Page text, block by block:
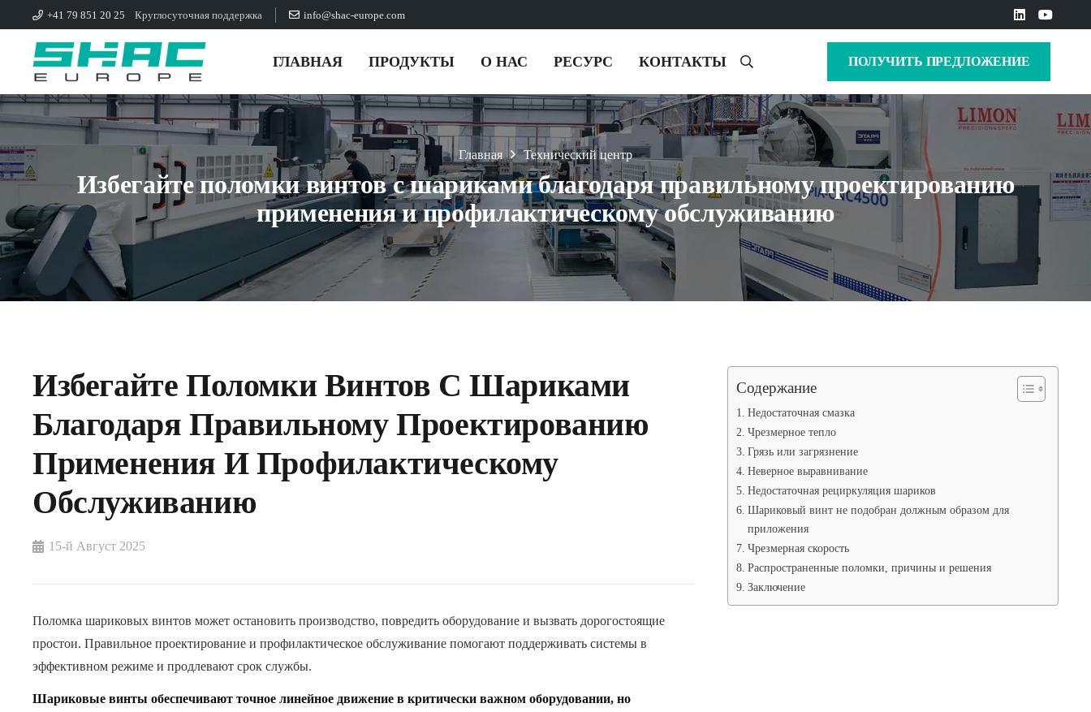
+41 79 851 20 25 Круглосуточная поддержка info@shac-europe.com
ГЛАВНАЯ ПРОДУКТЫ О НАС РЕСУРС КОНТАКТЫ ПОЛУЧИТЬ ПРЕДЛОЖЕНИЕ
Главная Технический центр
Избегайте поломки винтов с шариками благодаря правильному проектированию
применения и профилактическому обслуживанию
Избегайте Поломки Винтов С Шариками
Благодаря Правильному Проектированию
Применения И Профилактическому
Обслуживанию
15-й Август 2025
Поломка шариковых винтов может остановить производство, повредить оборудование и вызвать дорогостоящие
простои. Правильное проектирование и профилактическое обслуживание помогают поддерживать системы в
эффективном режиме и продлевают срок службы.
Шариковые винты обеспечивают точное линейное движение в критически важном оборудовании, но
Содержание
Недостаточная смазка
Чрезмерное тепло
Грязь или загрязнение
Неверное выравнивание
Недостаточная рециркуляция шариков
Шариковый винт не подобран должным образом для
приложения
Чрезмерная скорость
Распространенные поломки, причины и решения
Заключение